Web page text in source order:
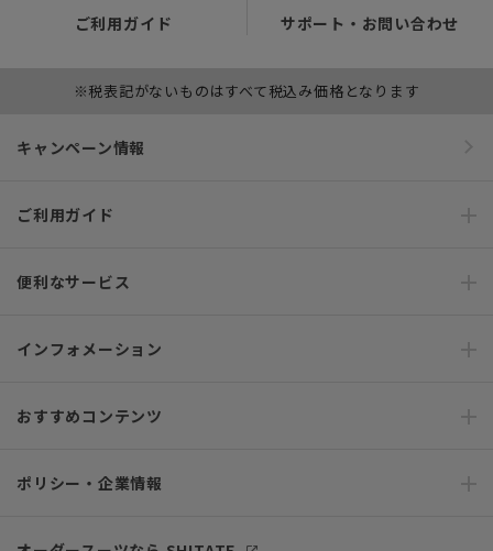
ご利用ガイド サポート・お問い合わせ
※税表記がないものはすべて税込み価格となります
キャンペーン情報
ご利用ガイド
便利なサービス
インフォメーション
おすすめコンテンツ
ポリシー・企業情報